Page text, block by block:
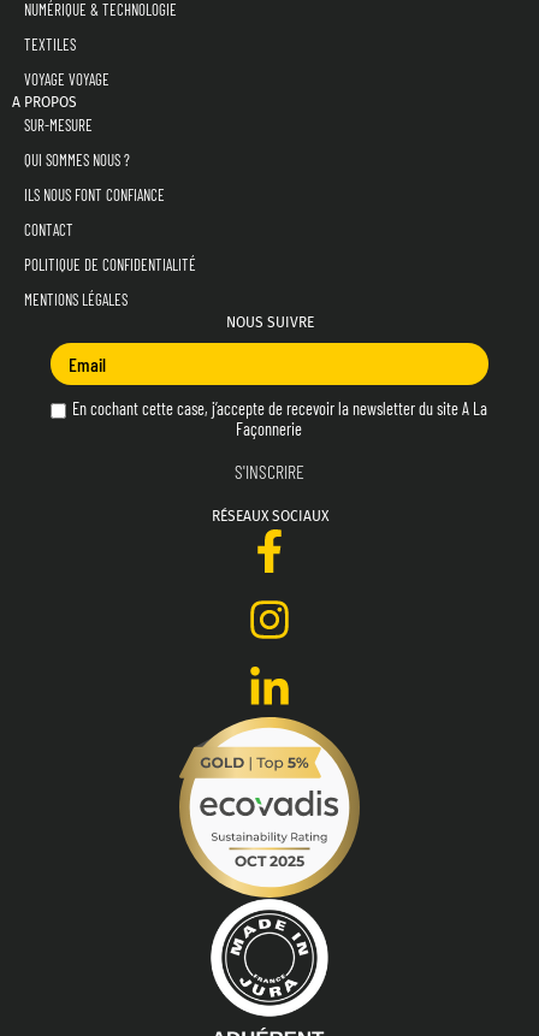
NUMÉRIQUE & TECHNOLOGIE
TEXTILES
VOYAGE VOYAGE
A PROPOS
SUR-MESURE
QUI SOMMES NOUS ?
ILS NOUS FONT CONFIANCE
CONTACT
POLITIQUE DE CONFIDENTIALITÉ
MENTIONS LÉGALES
NOUS SUIVRE
En cochant cette case, j’accepte de recevoir la newsletter du site A La
Façonnerie
RÉSEAUX SOCIAUX